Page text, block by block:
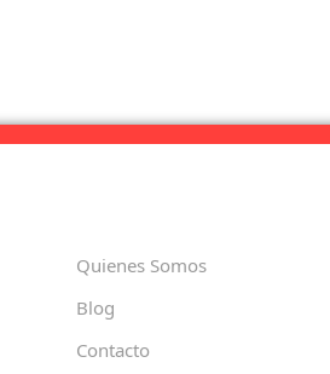
Quienes Somos
Blog
Contacto